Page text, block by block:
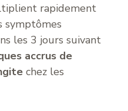
rapidement
symptômes
les 3 jours suivant
accrus de
chez les